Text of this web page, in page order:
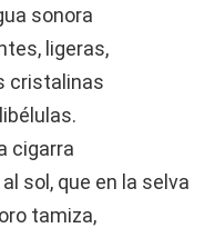
sonora
ligeras,
cristalinas
cigarra
sol, que en la selva
tamiza,